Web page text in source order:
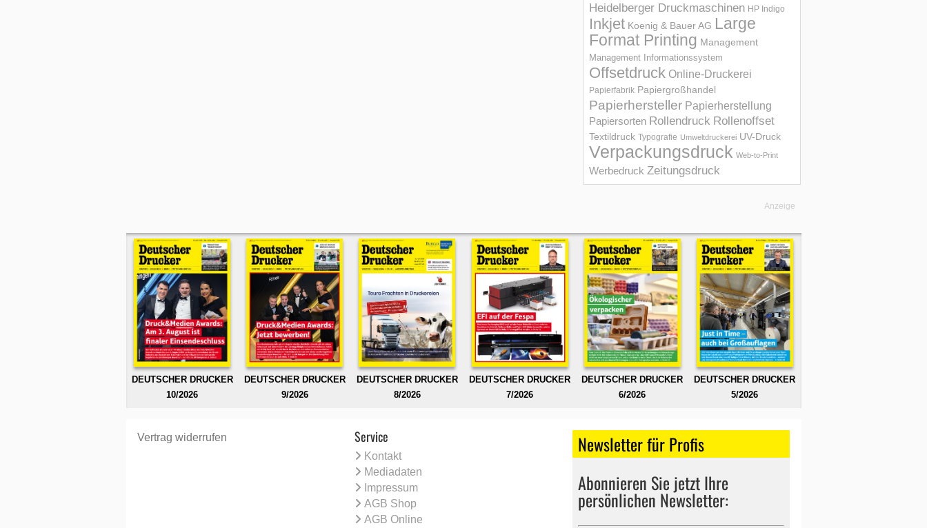
Heidelberger Druckmaschinen HP Indigo
Inkjet Koenig & Bauer AG Large
Format Printing Management
Management Informations­system
Offsetdruck Online-Druckerei
Papierfabrik Papiergroßhandel
Papierhersteller Papierherstellung
Papiersorten Rollendruck Rollenoffset
Textildruck Typografie Umweltdruckerei UV-Druck
Verpackungsdruck Web-to-Print
Werbedruck Zeitungsdruck
Anzeige
DEUTSCHER DRUCKER
10/2026
DEUTSCHER DRUCKER
9/2026
DEUTSCHER DRUCKER
8/2026
DEUTSCHER DRUCKER
7/2026
DEUTSCHER DRUCKER
6/2026
DEUTSCHER DRUCKER
5/2026
Vertrag widerrufen Service
Kontakt
Mediadaten
Impressum
AGB Shop
AGB Online
Newsletter für Profis
Abonnieren Sie jetzt Ihre
persönlichen Newsletter: